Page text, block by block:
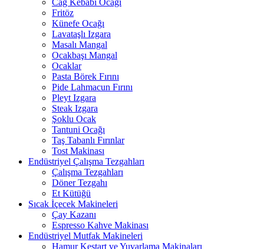
Cağ Kebabı Ocağı
Fritöz
Künefe Ocağı
Lavataşlı Izgara
Masalı Mangal
Ocakbaşı Mangal
Ocaklar
Pasta Börek Fırını
Pide Lahmacun Fırını
Pleyt Izgara
Steak Izgara
Şoklu Ocak
Tantuni Ocağı
Taş Tabanlı Fırınlar
Tost Makinası
Endüstriyel Çalışma Tezgahları
Çalışma Tezgahları
Döner Tezgahı
Et Kütüğü
Sıcak İçecek Makineleri
Çay Kazanı
Espresso Kahve Makinası
Endüstriyel Mutfak Makineleri
Hamur Kestart ve Yuvarlama Makinaları